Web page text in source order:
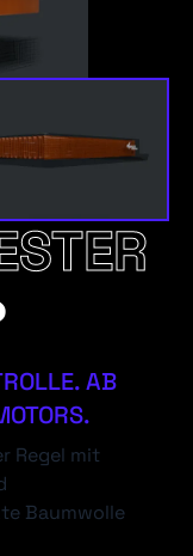
AB
Regel mit
Baumwolle